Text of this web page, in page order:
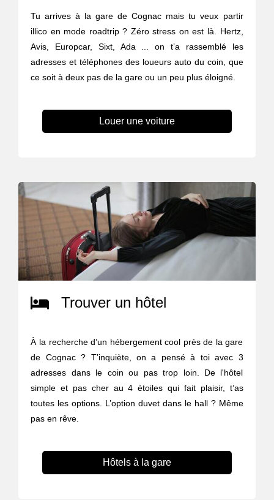
Tu arrives à la gare de Cognac mais tu veux partir
illico en mode roadtrip ? Zéro stress on est là. Hertz,
Avis, Europcar, Sixt, Ada ... on t’a rassemblé les
adresses et téléphones des loueurs auto du coin, que
ce soit à deux pas de la gare ou un peu plus éloigné.
Louer une voiture
Trouver un hôtel
À la recherche d’un hébergement cool près de la gare
de Cognac ? T’inquiète, on a pensé à toi avec 3
adresses dans le coin ou pas trop loin. De l'hôtel
simple et pas cher au 4 étoiles qui fait plaisir, t’as
toutes les options. L’option duvet dans le hall ? Même
pas en rêve.
Hôtels à la gare